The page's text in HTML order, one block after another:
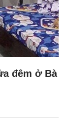
đêm ở Bà